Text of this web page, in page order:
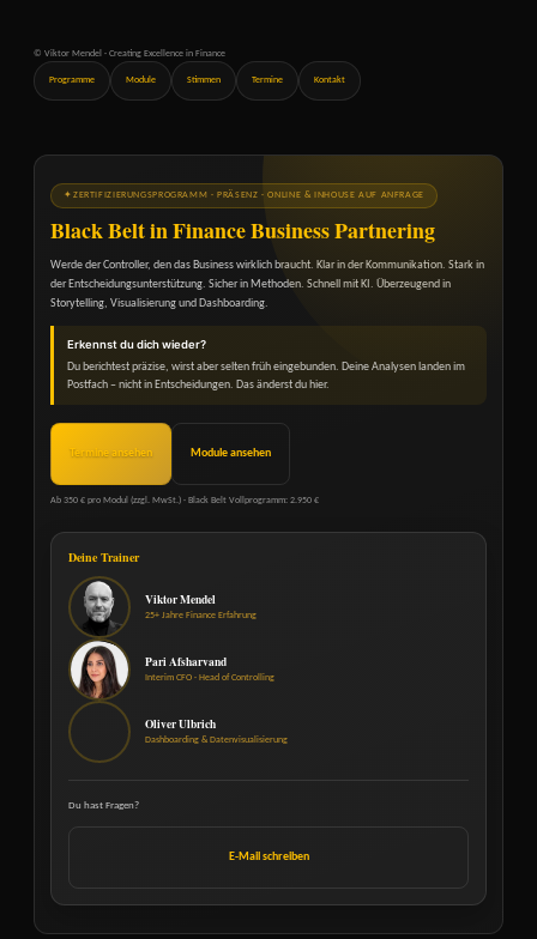
© Viktor Mendel · Creating Excellence in Finance
Programme Module Stimmen Termine Kontakt
✦ ZERTIFIZIERUNGSPROGRAMM · PRÄSENZ · ONLINE & INHOUSE AUF ANFRAGE
Black Belt in Finance Business Partnering
Werde der Controller, den das Business wirklich braucht. Klar in der Kommunikation. Stark in
der Entscheidungsunterstützung. Sicher in Methoden. Schnell mit KI. Überzeugend in
Storytelling, Visualisierung und Dashboarding.
Erkennst du dich wieder?
Du berichtest präzise, wirst aber selten früh eingebunden. Deine Analysen landen im
Postfach – nicht in Entscheidungen. Das änderst du hier.
Termine ansehen Module ansehen
Ab 350 € pro Modul (zzgl. MwSt.) · Black Belt Vollprogramm: 2.950 €
Deine Trainer
Viktor Mendel
25+ Jahre Finance Erfahrung
Pari Afsharvand
Interim CFO · Head of Controlling
Oliver Ulbrich
Dashboarding & Datenvisualisierung
Du hast Fragen?
E-Mail schreiben